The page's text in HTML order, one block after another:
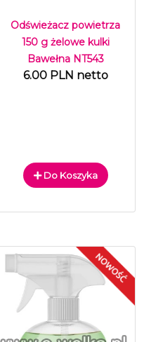
Odświeżacz powietrza
150 g żelowe kulki
Bawełna NT543
6.00 PLN netto
Do Koszyka